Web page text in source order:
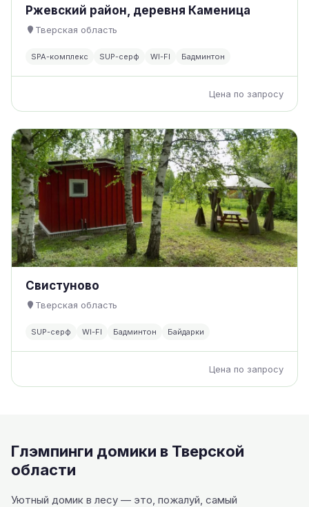
Ржевский район, деревня Каменица
Тверская область
SPA-комплекс SUP-серф WI-FI Бадминтон
Цена по запросу
Свистуново
Тверская область
SUP-серф WI-FI Бадминтон Байдарки
Цена по запросу
Глэмпинги домики в Тверской
области
Уютный домик в лесу — это, пожалуй, самый